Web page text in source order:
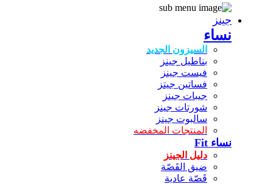
جينز
نساء
السيزون الجديد
بناطيل جينز
فيست جينز
فساتين جيتز
جيبات جينز
شورتات جينز
سالبوت جينز
المنتجات المخفضه
نساء Fit
دليل الجينز
ضيق القَصّة
قَصّة عادية